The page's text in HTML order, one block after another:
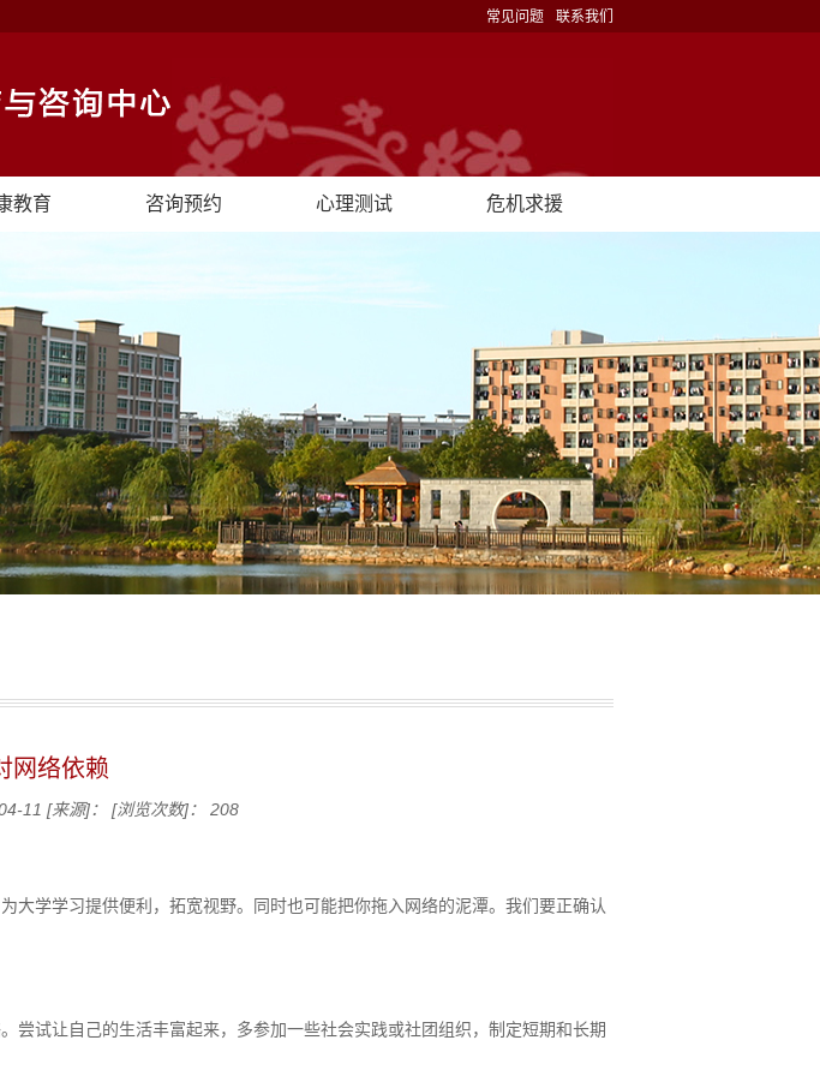
常见问题 联系我们
教育 咨询预约 心理测试 危机求援
网络依赖
11 [来源]： [浏览次数]： 208
大学学习提供便利，拓宽视野。同时也可能把你拖入网络的泥潭。我们要正确认
试让自己的生活丰富起来，多参加一些社会实践或社团组织，制定短期和长期